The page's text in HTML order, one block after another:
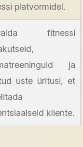
platvormidel.
fitnessi
ja
uste üritusi, et
kliente.